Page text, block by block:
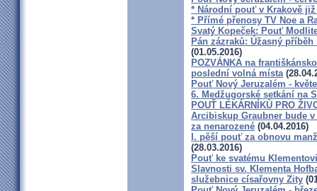
* Národní pouť v Krakově
* Přímé přenosy TV Noe a
Svatý Kopeček: Pouť
Pán zázraků: Úžasný
(01.05.2016)
POZVÁNKA na
poslední volná místa
Pouť Nový Jeruzalém -
6. Medžugorské setkání na
POUŤ LÉKÁRNÍKŮ PRO
Arcibiskup Graubner bude
za nenarozené (04.04.2016)
I. pěší pouť za obnovu
(28.03.2016)
Pouť ke svatému
Slavnosti sv. Klementa
služebnice císařovny Zity